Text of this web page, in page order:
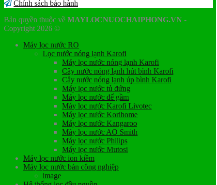
Chính sách bảo hành
Bản quyền thuộc về MAYLOCNUOCHAIPHONG.VN -
Copyright 2026 ©
Máy lọc nước RO
Lọc nước nóng lạnh Karofi
Máy lọc nước nóng lạnh Karofi
Cây nước nóng lạnh hút bình Karofi
Cây nước nóng lạnh úp bình Karofi
Máy lọc nước tủ đứng
Máy lọc nước để gầm
Máy lọc nước Karofi Livotec
Máy lọc nước Korihome
Máy lọc nước Kangaroo
Máy lọc nước AO Smith
Máy lọc nước Philips
Máy lọc nước Mutosi
Máy lọc nước ion kiềm
Máy lọc nước bán công nghiệp
image